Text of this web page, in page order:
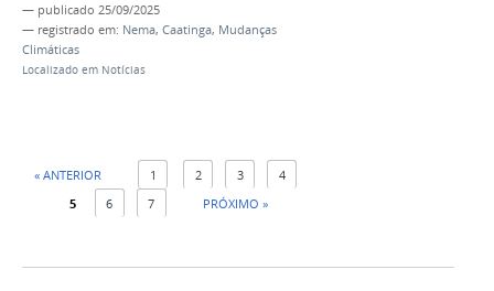
— publicado 25/09/2025
— registrado em: Nema, Caatinga, Mudanças
Climáticas
Localizado em Notícias
« ANTERIOR 1 2 3
4
5
6 7 PRÓXIMO »